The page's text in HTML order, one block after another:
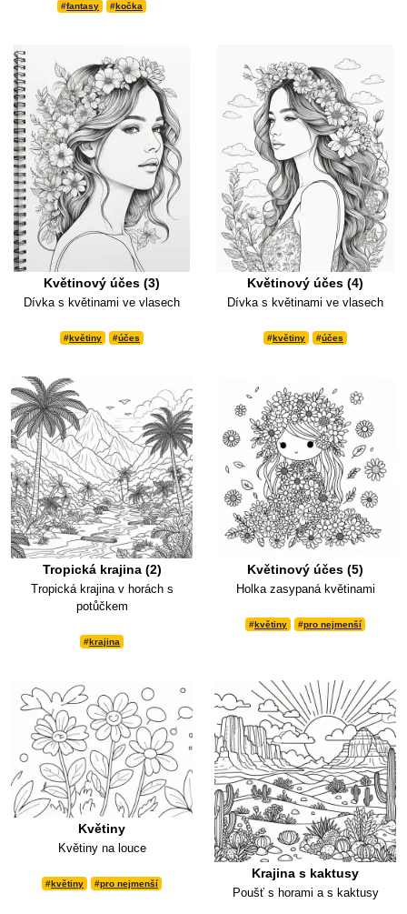
#fantasy #kočka
Květinový účes (3)
Dívka s květinami ve vlasech
#květiny #účes
Květinový účes (4)
Dívka s květinami ve vlasech
#květiny #účes
Tropická krajina (2)
Tropická krajina v horách s
potůčkem
#krajina
Květinový účes (5)
Holka zasypaná květinami
#květiny #pro nejmenší
Květiny
Květiny na louce
#květiny #pro nejmenší
Krajina s kaktusy
Poušť s horami a s kaktusy